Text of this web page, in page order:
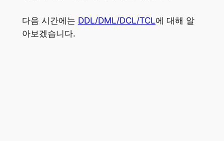
다음 시간에는 DDL/DML/DCL/TCL에 대해 알
아보겠습니다.